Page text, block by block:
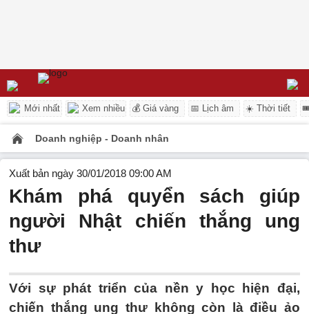
Mới nhất Xem nhiều 💰 Giá vàng 📅 Lịch âm ☀️ Thời tiết
Doanh nghiệp - Doanh nhân
Xuất bản ngày 30/01/2018 09:00 AM
Khám phá quyển sách giúp
người Nhật chiến thắng ung
thư
Với sự phát triển của nền y học hiện đại,
chiến thắng ung thư không còn là điều ảo